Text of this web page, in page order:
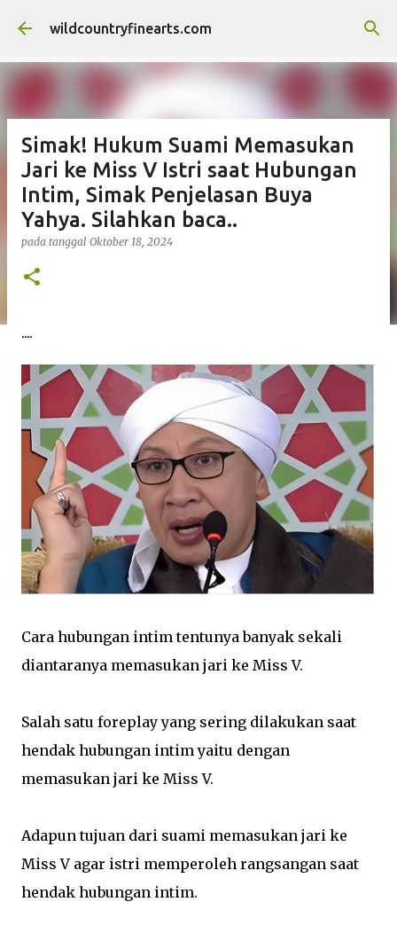
Langsung ke konten utama
wildcountryfinearts.com
Simak! Hukum Suami Memasukan
Jari ke Miss V Istri saat Hubungan
Intim, Simak Penjelasan Buya
Yahya. Silahkan baca..
pada tanggal Oktober 18, 2024
....
Cara hubungan intim tentunya banyak sekali
diantaranya memasukan jari ke Miss V.
Salah satu foreplay yang sering dilakukan saat
hendak hubungan intim yaitu dengan
memasukan jari ke Miss V.
Adapun tujuan dari suami memasukan jari ke
Miss V agar istri memperoleh rangsangan saat
hendak hubungan intim.